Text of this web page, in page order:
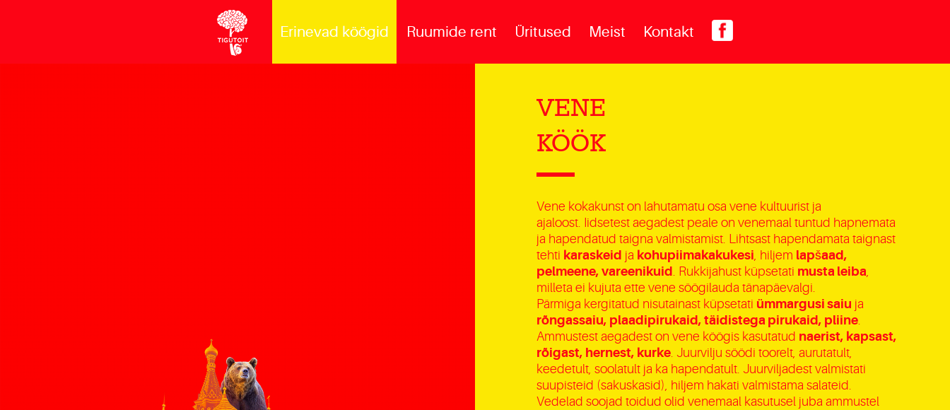
Erinevad köögid Ruumide rent Üritused Meist Kontakt
VENE
KÖÖK
Vene kokakunst on lahutamatu osa vene kultuurist ja
ajaloost. Iidsetest aegadest peale on venemaal tuntud hapnemata
ja hapendatud taigna valmistamist. Lihtsast hapendamata taignast
tehti karaskeid ja kohupiimakakukesi, hiljem lapšaad,
pelmeene, vareenikuid. Rukkijahust küpsetati musta leiba,
milleta ei kujuta ette vene söögilauda tänapäevalgi.
Pärmiga kergitatud nisutainast küpsetati ümmargusi saiu ja
rõngassaiu, plaadipirukaid, täidistega pirukaid, pliine.
Ammustest aegadest on vene köögis kasutatud naerist, kapsast,
rõigast, hernest, kurke. Juurvilju söödi toorelt, aurutatult,
keedetult, soolatult ja ka hapendatult. Juurviljadest valmistati
suupisteid (sakuskasid), hiljem hakati valmistama salateid.
Vedelad soojad toidud olid venemaal kasutusel juba ammustel